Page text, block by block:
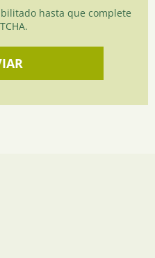
hasta que complete